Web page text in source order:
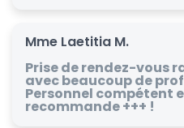
Mme Laetitia M.
Prise de rendez-vous
avec beaucoup de
Personnel compétent
recommande +++ !